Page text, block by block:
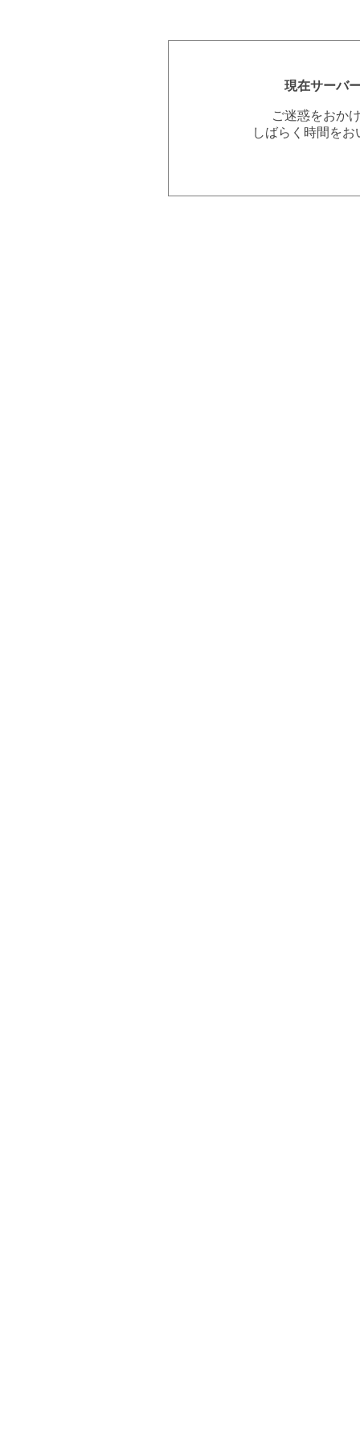
現在サーバ
ご迷惑をおか
しばらく時間を